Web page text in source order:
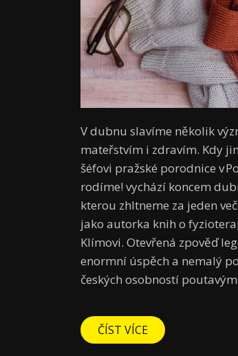
V dubnu slavíme několik
mateřstvím i zdravím. Kdy
šéfovi pražské porodnice v
rodíme! vychází koncem
kterou zhltneme za jeden
jako autorka knih o
Klímovi. Otevřená zpověď
enormní úspěch a nemalý
českých osobností
ČÍST VÍCE